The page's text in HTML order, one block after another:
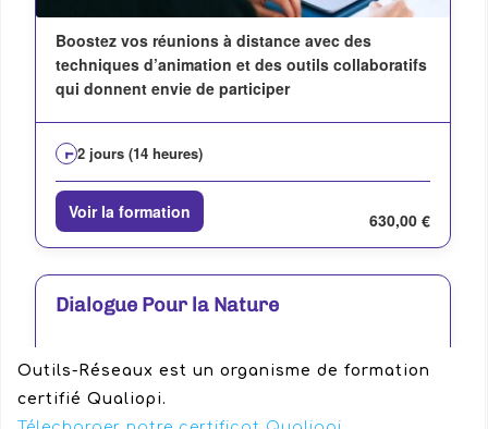
Outils-Réseaux est un organisme de formation
certifié Qualiopi.